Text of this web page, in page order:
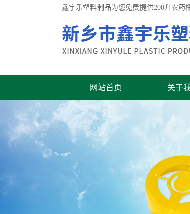
鑫宇乐塑料制品为您免费提供200升农药
网站首页 关于